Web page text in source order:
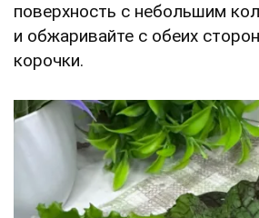
поверхность с небольшим
и обжаривайте с обеих
корочки.